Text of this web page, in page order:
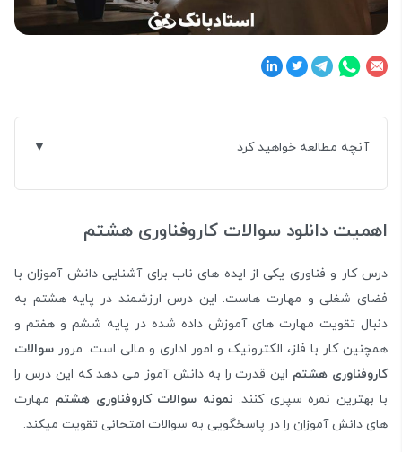
آنچه مطالعه خواهید کرد
اهمیت دانلود سوالات کاروفناوری هشتم
درس کار و فناوری یکی از ایده های ناب برای آشنایی دانش آموزان با
فضای شغلی و مهارت هاست. این درس ارزشمند در پایه هشتم به
دنبال تقویت مهارت های آموزش داده شده در پایه ششم و هفتم و
همچنین کار با فلز، الکترونیک و امور اداری و مالی است. مرور سوالات
کاروفناوری هشتم این قدرت را به دانش آموز می دهد که این درس را
با بهترین نمره سپری کنند. نمونه سوالات کاروفناوری هشتم مهارت
های دانش آموزان را در پاسخگویی به سوالات امتحانی تقویت میکند.